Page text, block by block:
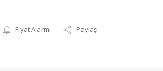
Fiyat Alarmı Paylaş